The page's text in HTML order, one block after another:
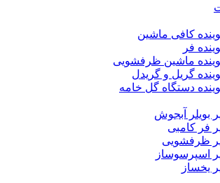
کافی ماشین
فر
ماشین ظرفشویی
گریل و گریدل
دستگاه گل خامه
بویلر آبجوش
فر کامبی
ظرفشویی
اسپرسوساز
یخساز